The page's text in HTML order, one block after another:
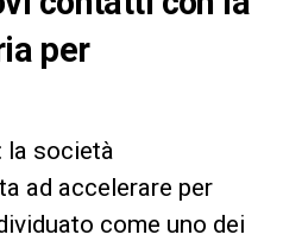
per
: la società
ad accelerare per
come uno dei